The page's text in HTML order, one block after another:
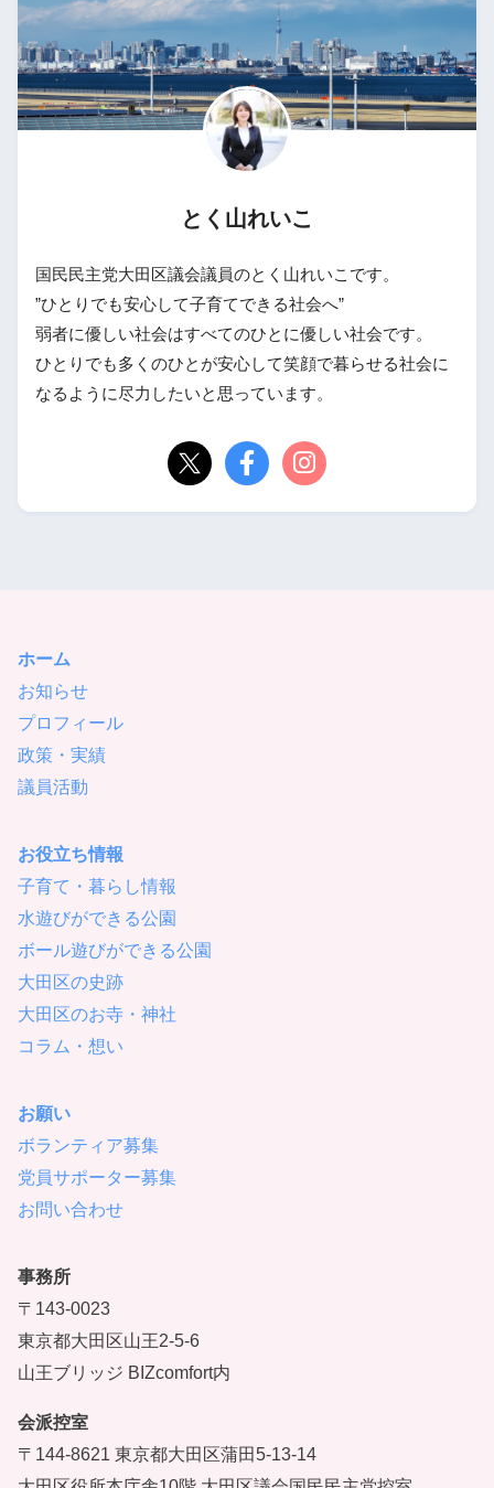
とく山れいこ
国民民主党大田区議会議員のとく山れいこです。
”ひとりでも安心して子育てできる社会へ”
弱者に優しい社会はすべてのひとに優しい社会です。
ひとりでも多くのひとが安心して笑顔で暮らせる社会に
なるように尽力したいと思っています。
ホーム
お知らせ
プロフィール
政策・実績
議員活動
お役立ち情報
子育て・暮らし情報
水遊びができる公園
ボール遊びができる公園
大田区の史跡
大田区のお寺・神社
コラム・想い
お願い
ボランティア募集
党員サポーター募集
お問い合わせ
事務所
〒143-0023
東京都大田区山王2-5-6
山王ブリッジ BIZcomfort内
会派控室
〒144-8621 東京都大田区蒲田5-13-14